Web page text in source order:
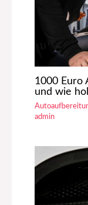
1000 Euro
und wie
admin